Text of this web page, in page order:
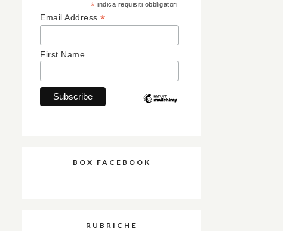
* indica requisiti obbligatori
Email Address *
First Name
BOX FACEBOOK
RUBRICHE